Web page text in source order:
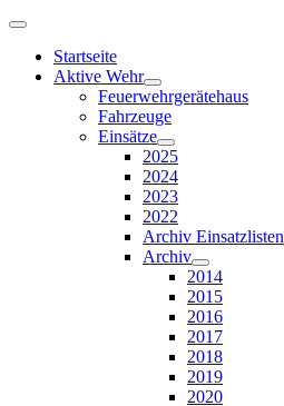
Startseite
Aktive Wehr
Feuerwehrgerätehaus
Fahrzeuge
Einsätze
2025
2024
2023
2022
Archiv Einsatzlisten
Archiv
2014
2015
2016
2017
2018
2019
2020